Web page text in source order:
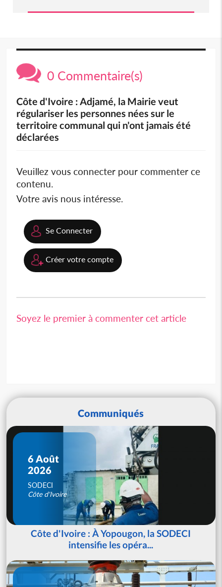
0 Commentaire(s)
Côte d'Ivoire : Adjamé, la Mairie veut
régulariser les personnes nées sur le
territoire communal qui n'ont jamais été
déclarées
Veuillez vous connecter pour commenter ce
contenu.
Votre avis nous intéresse.
Se Connecter
Créer votre compte
Soyez le premier à commenter cet article
Communiqués
6 Août
2026
SODECI
Côte d'Ivoire
Côte d'Ivoire : À Yopougon, la SODECI
intensifie les opéra...